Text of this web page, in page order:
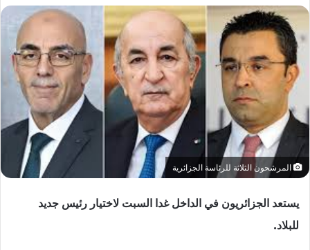
المرشحون الثلاثة للرئاسة الجزائرية
يستعد الجزائريون في الداخل غدا السبت لاختيار رئيس جديد
للبلاد.